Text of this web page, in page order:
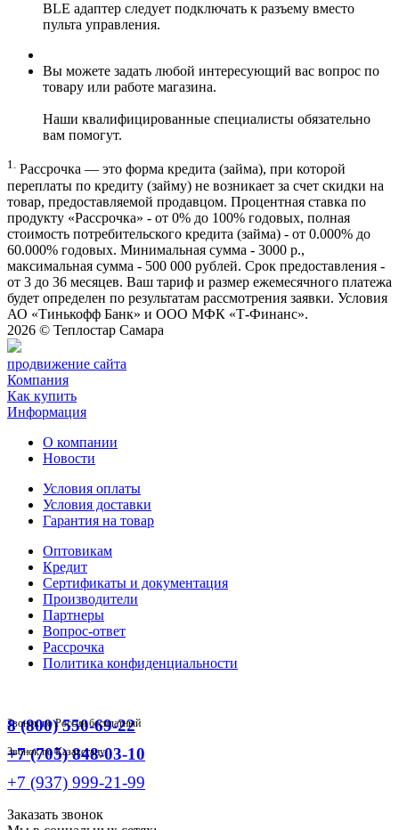
BLE адаптер следует подключать к разъему вместо
пульта управления.
Вы можете задать любой интересующий вас вопрос по
товару или работе магазина.
Наши квалифицированные специалисты обязательно
вам помогут.
1. Рассрочка — это форма кредита (займа), при которой
переплаты по кредиту (займу) не возникает за счет скидки на
товар, предоставляемой продавцом. Процентная ставка по
продукту «Рассрочка» - от 0% до 100% годовых, полная
стоимость потребительского кредита (займа) - от 0.000% до
60.000% годовых. Минимальная сумма - 3000 р.,
максимальная сумма - 500 000 рублей. Срок предоставления -
от 3 до 36 месяцев. Ваш тариф и размер ежемесячного платежа
будет определен по результатам рассмотрения заявки. Условия
АО «Тинькофф Банк» и ООО МФК «Т-Финанс».
2026 © Теплостар Самара
продвижение сайта
Компания
Как купить
Информация
О компании
Новости
Условия оплаты
Условия доставки
Гарантия на товар
Оптовикам
Кредит
Сертификаты и документация
Производители
Партнеры
Вопрос-ответ
Рассрочка
Политика конфиденциальности
8 (800) 550-69-22
Звонок по России бесплатный
+7 (705) 848-03-10
Звонок по Казахстану
+7 (937) 999-21-99
Заказать звонок